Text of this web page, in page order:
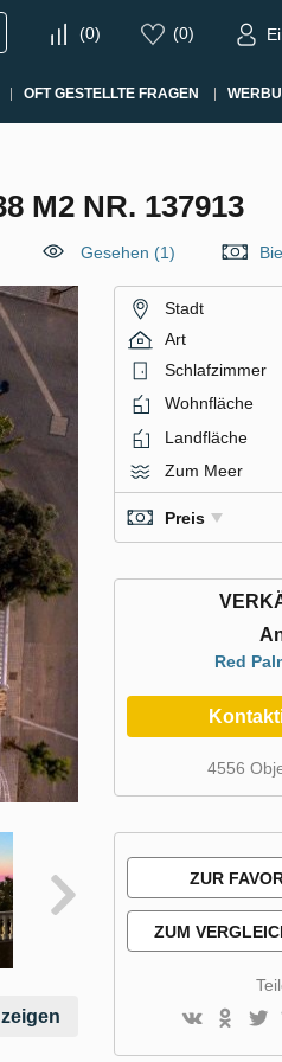
(0) (0)
OFT GESTELLTE FRAGEN
M2 NR. 137913
Gesehen (1)
Stadt
Art
Schlafzimmer
Wohnfläche
Landfläche
Zum Meer
Preis
Red
4556
ZUR
ZUM